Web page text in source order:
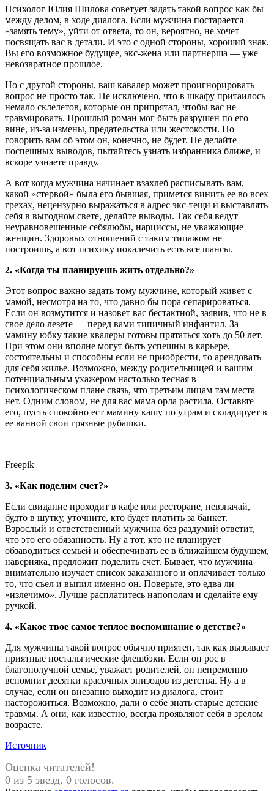
Психолог Юлия Шилова советует задать такой вопрос как бы
между делом, в ходе диалога. Если мужчина постарается
«замять тему», уйти от ответа, то он, вероятно, не хочет
посвящать вас в детали. И это с одной стороны, хороший знак.
Вы его возможное будущее, экс-жена или партнерша — уже
невозвратное прошлое.
Но с другой стороны, ваш кавалер может проигнорировать
вопрос не просто так. Не исключено, что в шкафу притаилось
немало склелетов, которые он припрятал, чтобы вас не
травмировать. Прошлый роман мог быть разрушен по его
вине, из-за измены, предательства или жестокости. Но
говорить вам об этом он, конечно, не будет. Не делайте
поспешных выводов, пытайтесь узнать избранника ближе, и
вскоре узнаете правду.
А вот когда мужчина начинает взахлеб расписывать вам,
какой «стервой» была его бывшая, примется винить ее во всех
грехах, нецензурно выражаться в адрес экс-тещи и выставлять
себя в выгодном свете, делайте выводы. Так себя ведут
неуравновешенные себялюбы, нарциссы, не уважающие
женщин. Здоровых отношений с таким типажом не
построишь, а вот психику покалечить есть все шансы.
2. «Когда ты планируешь жить отдельно?»
Этот вопрос важно задать тому мужчине, который живет с
мамой, несмотря на то, что давно бы пора сепарироваться.
Если он возмутится и назовет вас бестактной, заявив, что не в
свое дело лезете — перед вами типичный инфантил. За
мамину юбку такие квалеры готовы прятаться хоть до 50 лет.
При этом они вполне могут быть успешны в карьере,
состоятельны и способны если не приобрести, то арендовать
для себя жилье. Возможно, между родительницей и вашим
потенциальным ухажером настолько тесная в
психологическом плане связь, что третьим лицам там места
нет. Одним словом, не для вас мама орла растила. Оставьте
его, пусть спокойно ест мамину кашу по утрам и складирует в
ее ванной свои грязные рубашки.
Freepik
3. «Как поделим счет?»
Если свидание проходит в кафе или ресторане, невзначай,
будто в шутку, уточните, кто будет платить за банкет.
Взрослый и ответственный мужчина без раздумий ответит,
что это его обязанность. Ну а тот, кто не планирует
обзаводиться семьей и обеспечивать ее в ближайшем будущем,
наверняка, предложит поделить счет. Бывает, что мужчина
внимательно изучает список заказанного и оплачивает только
то, что съел и выпил именно он. Поверьте, это едва ли
«излечимо». Лучше расплатитесь напополам и сделайте ему
ручкой.
4. «Какое твое самое теплое воспоминание о детстве?»
Для мужчины такой вопрос обычно приятен, так как вызывает
приятные ностальгические флешбэки. Если он рос в
благополучной семье, уважает родителей, он непременно
вспомнит десятки красочных эпизодов из детства. Ну а в
случае, если он внезапно выходит из диалога, стоит
насторожиться. Возможно, дали о себе знать старые детские
травмы. А они, как известно, всегда проявляют себя в зрелом
возрасте.
Источник
Оценка читателей!
0 из 5 звезд. 0 голосов.